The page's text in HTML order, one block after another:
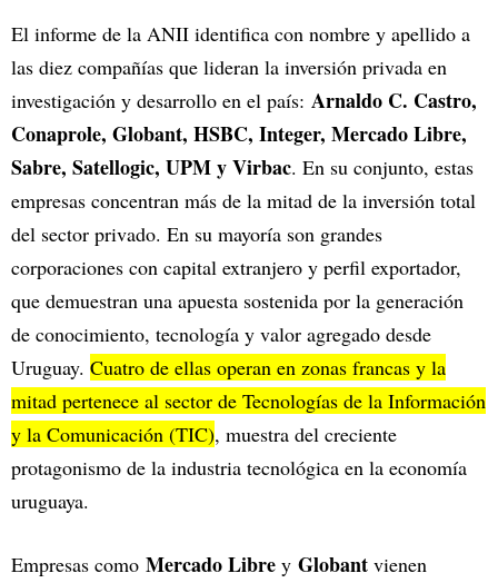
El informe de la ANII identifica con nombre y apellido a
las diez compañías que lideran la inversión privada en
investigación y desarrollo en el país: Arnaldo C. Castro,
Conaprole, Globant, HSBC, Integer, Mercado Libre,
Sabre, Satellogic, UPM y Virbac. En su conjunto, estas
empresas concentran más de la mitad de la inversión total
del sector privado. En su mayoría son grandes
corporaciones con capital extranjero y perfil exportador,
que demuestran una apuesta sostenida por la generación
de conocimiento, tecnología y valor agregado desde
Uruguay. Cuatro de ellas operan en zonas francas y la
mitad pertenece al sector de Tecnologías de la Información
y la Comunicación (TIC), muestra del creciente
protagonismo de la industria tecnológica en la economía
uruguaya.
Empresas como Mercado Libre y Globant vienen